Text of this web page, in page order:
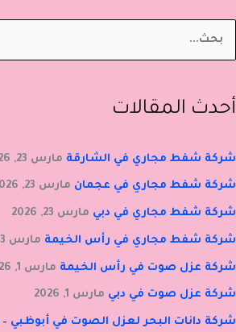
ح
ع
ن
أحدث المقالات
شركة شفط مجاري في الشارقة مارس 23, 2026
شركة شفط مجاري في عجمان مارس 23, 2026
شركة شفط مجاري في دبي مارس 23, 2026
شركة شفط مجاري في رأس الخيمة مارس 13, 2026
شركة عزل صوت في رأس الخيمة مارس 1, 2026
شركة عزل صوت في دبي مارس 1, 2026
شركة دانات البحر لعزل الصوت في أبوظبي